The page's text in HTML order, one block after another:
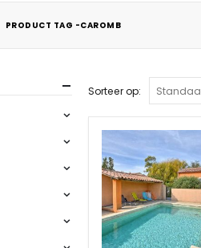
PRODUCT TAG -CAROMB
Sorteer op: